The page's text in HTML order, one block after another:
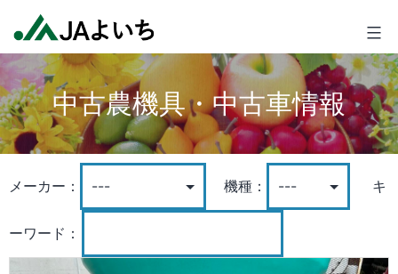
テ
ン
ツ
へ
ス
よ
い
ち
中古農機具・中古車情報
メーカー： 機種： キ
ーワード：